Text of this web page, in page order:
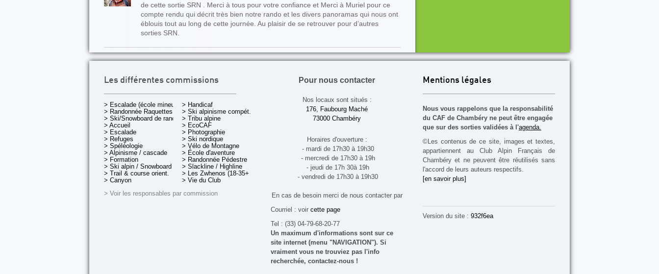
de cette sortie SRN . Merci à tous pour votre confiance et Merci à Muriel pour ce
compte rendu qui décrit très bien notre rando et les divers panoramas qui nous ont
éblouis tout au long de cette journée. Au plaisir de se retrouver pour d’autres
sorties SRN.
Les différentes commissions
> Escalade (école mineurs)
> Randonnée Raquettes
> Ski/Snowboard de rando.
> Accueil
> Escalade
> Refuges
> Spéléologie
> Alpinisme / cascade
> Formation
> Ski alpin / Snowboard
> Trail & course orient.
> Canyon
> Handicaf
> Ski alpinisme compét.
> Tribu alpine
> EcoCAF
> Photographie
> Ski nordique
> Vélo de Montagne
> École d'aventure
> Randonnée Pédestre
> Slackline / Highline
> Les Zwhenos (18-35+ ans)
> Vie du Club
> Voir les responsables par commission
Pour nous contacter
Nos locaux sont situés :
176, Faubourg Maché
73000 Chambéry
Horaires d'ouverture :
- mardi de 17h30 à 19h30
- mercredi de 17h30 à 19h
- jeudi de 17h 30à 19h
- vendredi de 17h30 à 19h30
En cas de besoin merci de nous contacter par
Courriel : voir cette page
Tel : (33) 04-79-68-20-77
Un maximum d'informations sont sur ce
site internet (menu "NAVIGATION"). Si
vraiment vous ne trouviez pas l'info
recherchée, contactez-nous !
Mentions légales
Nous vous rappelons que la responsabilité
du CAF de Chambéry ne peut être engagée
que sur des sorties validées à l'agenda.
©Les contenus de ce site, images et textes,
appartiennent au Club Alpin Français de
Chambéry et ne peuvent être réutilisés sans
l'accord de leurs auteurs respectifs.
[en savoir plus]
Version du site : 932f6ea